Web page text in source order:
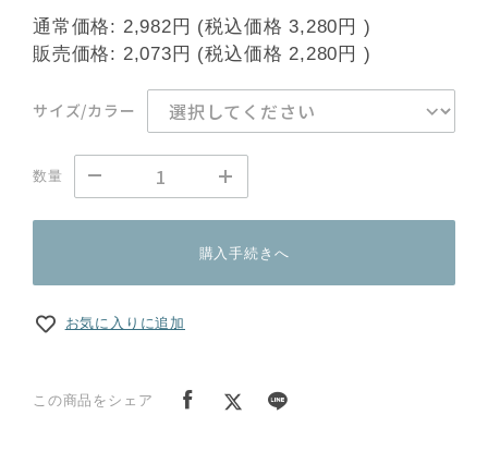
通常価格: 2,982円 (税込価格3,280円 )
販売価格: 2,073円 (税込価格2,280円 )
サイズ/カラー
数量
購入手続きへ
お気に入りに追加
この商品をシェア